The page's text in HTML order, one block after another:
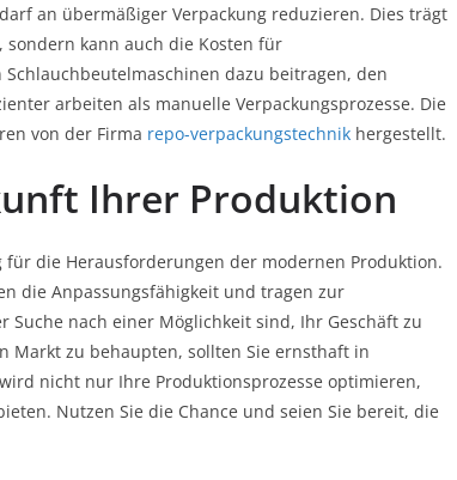
an übermäßiger Verpackung reduzieren. Dies trägt
kann auch die Kosten für
dazu beitragen, den
arbeiten als manuelle Verpackungsprozesse. Die
von der Firma repo-verpackungstechnik hergestellt.
Ihrer Produktion
die Herausforderungen der modernen Produktion.
die Anpassungsfähigkeit und tragen zur
nach einer Möglichkeit sind, Ihr Geschäft zu
Markt zu behaupten, sollten Sie ernsthaft in
nicht nur Ihre Produktionsprozesse optimieren,
Nutzen Sie die Chance und seien Sie bereit, die